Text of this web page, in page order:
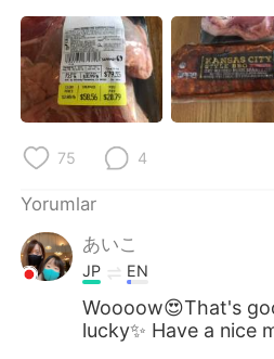
75 4
Yorumlar
あいこ
JP EN
Woooow😍That's
lucky✨ Have a nice